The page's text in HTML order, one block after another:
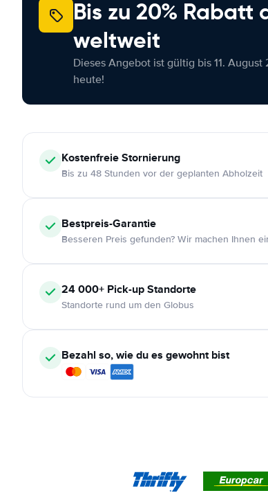
Bis zu 20%
weltweit
Dieses Angebot ist gültig bis 11.
heute!
KostenfreieStornierung
Bis zu 48 Stunden vor der geplanten Abholzeit
Bestpreis-Garantie
Besseren Preis gefunden? Wir machen Ihnen
24 000+ Pick-up Standorte
Standorte rund um den Globus
Bezahl so, wie du es gewohnt bist